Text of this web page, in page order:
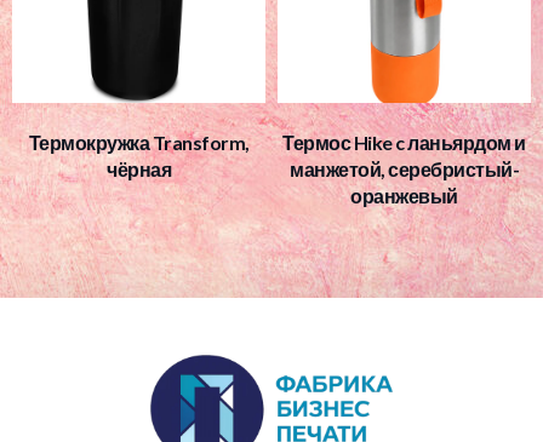
Термокружка Transform,
чёрная
Термос Hike c ланьярдом и
манжетой, серебристый-
оранжевый